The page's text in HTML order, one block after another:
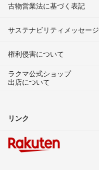
古物営業法に基づく表記
サステナビリティメッセージ
権利侵害について
ラクマ公式ショップ
出店について
リンク